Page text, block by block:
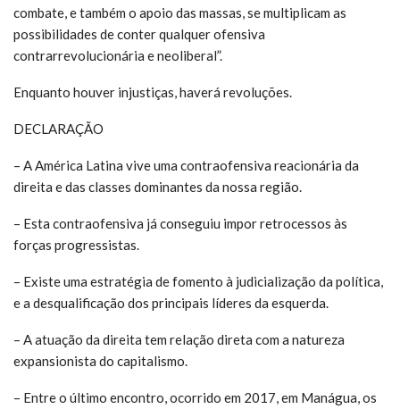
combate, e também o apoio das massas, se multiplicam as
possibilidades de conter qualquer ofensiva
contrarrevolucionária e neoliberal”.
Enquanto houver injustiças, haverá revoluções.
DECLARAÇÃO
– A América Latina vive uma contraofensiva reacionária da
direita e das classes dominantes da nossa região.
– Esta contraofensiva já conseguiu impor retrocessos às
forças progressistas.
– Existe uma estratégia de fomento à judicialização da política,
e a desqualificação dos principais líderes da esquerda.
– A atuação da direita tem relação direta com a natureza
expansionista do capitalismo.
– Entre o último encontro, ocorrido em 2017, em Manágua, os